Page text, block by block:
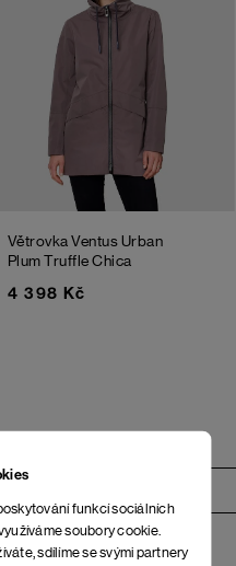
funkcí sociálních
soubory cookie.
sdílíme se svými partnery
Větrovka Ventus Urban
Plum Truffle Chica
4 398 Kč